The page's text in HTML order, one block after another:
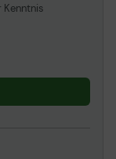
Kenntnis